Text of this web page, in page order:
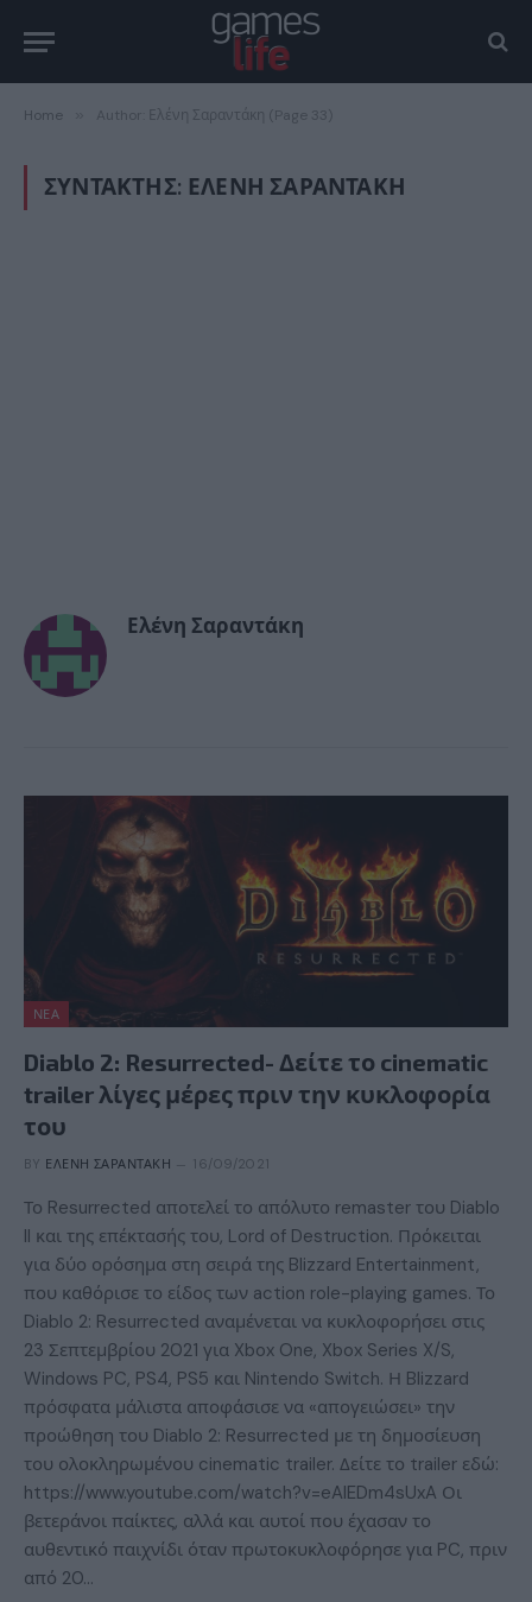
Home Author: Ελένη Σαραντάκη (Page 33)
ΣΥΝΤΆΚΤΗΣ: ΕΛΈΝΗ ΣΑΡΑΝΤΆΚΗ
Ελένη Σαραντάκη
ΝΈΑ
Diablo 2: Resurrected- Δείτε το cinematic
trailer λίγες μέρες πριν την κυκλοφορία
του
BY ΕΛΈΝΗ ΣΑΡΑΝΤΆΚΗ 16/09/2021
Το Resurrected αποτελεί το απόλυτο remaster του Diablo
II και της επέκτασής του, Lord of Destruction. Πρόκειται
για δύο ορόσημα στη σειρά της Blizzard Entertainment,
που καθόρισε το είδος των action role-playing games. Το
Diablo 2: Resurrected αναμένεται να κυκλοφορήσει στις
23 Σεπτεμβρίου 2021 για Xbox One, Xbox Series X/S,
Windows PC, PS4, PS5 και Nintendo Switch. Η Blizzard
πρόσφατα μάλιστα αποφάσισε να «απογειώσει» την
προώθηση του Diablo 2: Resurrected με τη δημοσίευση
του ολοκληρωμένου cinematic trailer. Δείτε το trailer εδώ:
https://www.youtube.com/watch?v=eAIEDm4sUxA Οι
βετεράνοι παίκτες, αλλά και αυτοί που έχασαν το
αυθεντικό παιχνίδι όταν πρωτοκυκλοφόρησε για PC, πριν
από 20…